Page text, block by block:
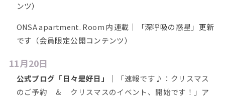
ンツ）
ONSA apartment. Room 内連載｜「深呼吸の惑星」更新
です（会員限定公開コンテンツ）
11月20日
公式ブログ「日々是好日」 ｜
「速報です♪：クリスマス
のご予約 ＆ クリスマスのイベント、開始です！」 ア